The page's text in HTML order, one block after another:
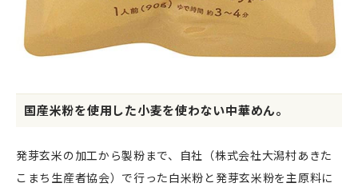
国産米粉を使用した小麦を使わない中華めん。
発芽玄米の加工から製粉まで、自社（株式会社大潟村あきた
こまち生産者協会）で行った白米粉と発芽玄米粉を主原料に